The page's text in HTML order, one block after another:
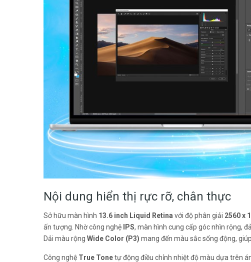
Nội dung hiển thị rực rỡ, chân thực
Sở hữu màn hình 13.6 inch Liquid Retina với độ phân giải 2560 x
ấn tượng. Nhờ công nghệ
IPS, màn hình cung cấp góc nhìn rộng,
Dải màu rộng Wide Color (P3) mang đến màu sắc sống động,
Công nghệ True Tonetự động điều chỉnh nhiệt độ màu dựa trên